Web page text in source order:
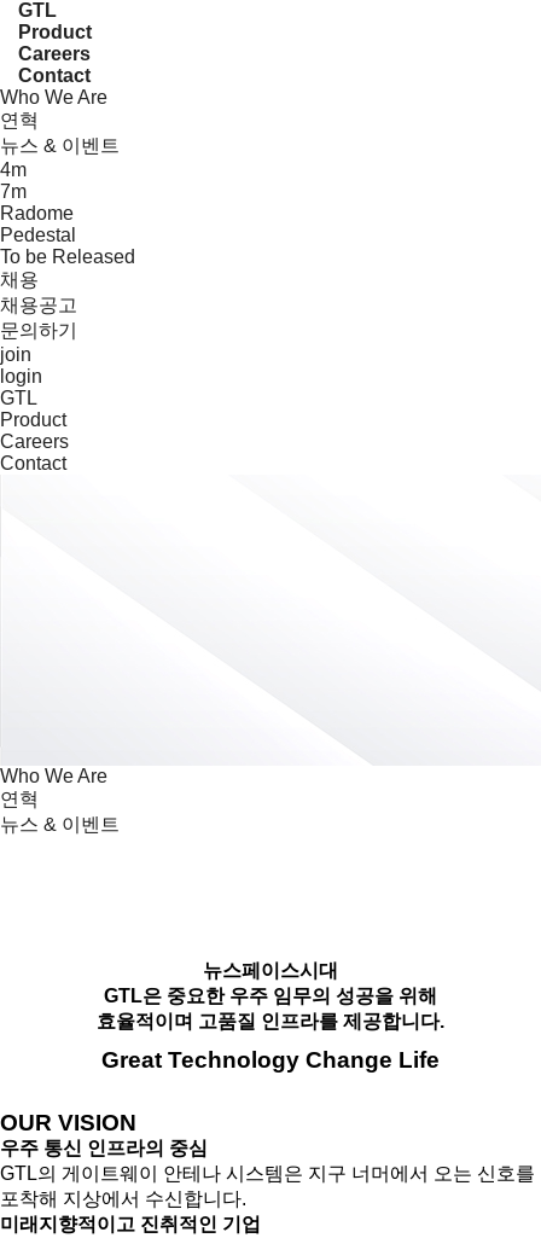
GTL
Product
Careers
Contact
Who We Are
연혁
뉴스 & 이벤트
4m
7m
Radome
Pedestal
To be Released
채용
채용공고
문의하기
join
login
GTL
Product
Careers
Contact
Who We Are
연혁
뉴스 & 이벤트
뉴스페이스시대
GTL은 중요한 우주 임무의 성공을 위해
효율적이며 고품질 인프라를 제공합니다.
Great Technology Change Life
OUR VISION
우주 통신 인프라의 중심
GTL의 게이트웨이 안테나 시스템은 지구 너머에서 오는 신호를
포착해 지상에서 수신합니다.
미래지향적이고 진취적인 기업